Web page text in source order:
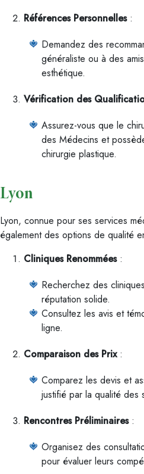
Références Personnelles:
Demandez des
généraliste ou à des
esthétique.
Vérification des
Assurez-vous que le
des Médecins et
chirurgie plastique.
Lyon
Lyon, connue pour ses services
également des options de qualité
Cliniques Renommées:
Recherchez des
réputation solide.
Consultez les avis et
ligne.
Comparaison des Prix:
Comparez les devis et
justifié par la qualité des
Rencontres Préliminaires:
Organisez des
pour évaluer leurs